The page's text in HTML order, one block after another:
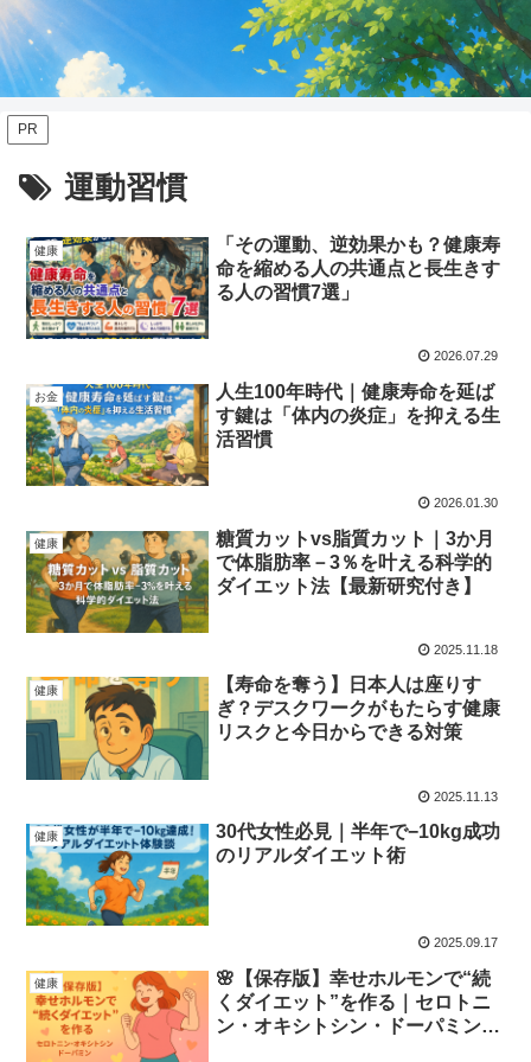
PR
運動習慣
健康
「その運動、逆効果かも？健康寿
命を縮める人の共通点と長生きす
る人の習慣7選」
2026.07.29
お金
人生100年時代｜健康寿命を延ば
す鍵は「体内の炎症」を抑える生
活習慣
2026.01.30
健康
糖質カットvs脂質カット｜3か月
で体脂肪率－3％を叶える科学的
ダイエット法【最新研究付き】
2025.11.18
健康
【寿命を奪う】日本人は座りす
ぎ？デスクワークがもたらす健康
リスクと今日からできる対策
2025.11.13
健康
30代女性必見｜半年で−10kg成功
のリアルダイエット術
2025.09.17
健康
🌸【保存版】幸せホルモンで“続
くダイエット”を作る｜セロトニ
ン・オキシトシン・ドーパミンの